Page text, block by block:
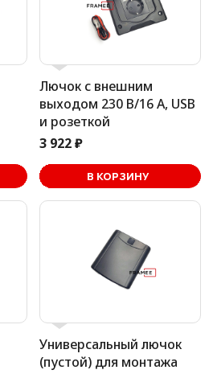
Лючок с внешним
выходом 230 В/16 А, USB
и розеткой
3 922 ₽
В КОРЗИНУ
Универсальный лючок
(пустой) для монтажа